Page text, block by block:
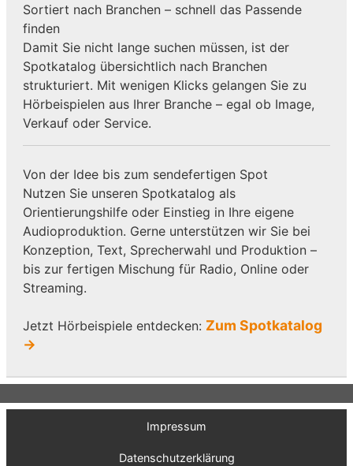
Sortiert nach Branchen – schnell das Passende
finden
Damit Sie nicht lange suchen müssen, ist der
Spotkatalog übersichtlich nach Branchen
strukturiert. Mit wenigen Klicks gelangen Sie zu
Hörbeispielen aus Ihrer Branche – egal ob Image,
Verkauf oder Service.
Von der Idee bis zum sendefertigen Spot
Nutzen Sie unseren Spotkatalog als
Orientierungshilfe oder Einstieg in Ihre eigene
Audioproduktion. Gerne unterstützen wir Sie bei
Konzeption, Text, Sprecherwahl und Produktion –
bis zur fertigen Mischung für Radio, Online oder
Streaming.
Jetzt Hörbeispiele entdecken: Zum Spotkatalog
→
Impressum
Datenschutzerklärung